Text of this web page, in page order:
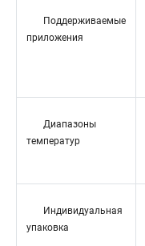
Поддерживаемые
приложения
Диапазоны
температур
Индивидуальная
упаковка